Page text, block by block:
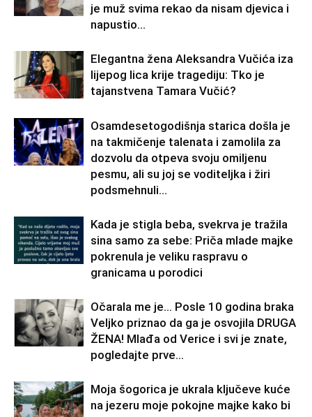
je muž svima rekao da nisam djevica i
napustio...
Elegantna žena Aleksandra Vučića iza
lijepog lica krije tragediju: Tko je
tajanstvena Tamara Vučić?
Osamdesetogodišnja starica došla je
na takmičenje talenata i zamolila za
dozvolu da otpeva svoju omiljenu
pesmu, ali su joj se voditeljka i žiri
podsmehnuli...
Kada je stigla beba, svekrva je tražila
sina samo za sebe: Priča mlade majke
pokrenula je veliku raspravu o
granicama u porodici
Očarala me je… Posle 10 godina braka
Veljko priznao da ga je osvojila DRUGA
ŽENA! Mlađa od Verice i svi je znate,
pogledajte prve...
Moja šogorica je ukrala ključeve kuće
na jezeru moje pokojne majke kako bi